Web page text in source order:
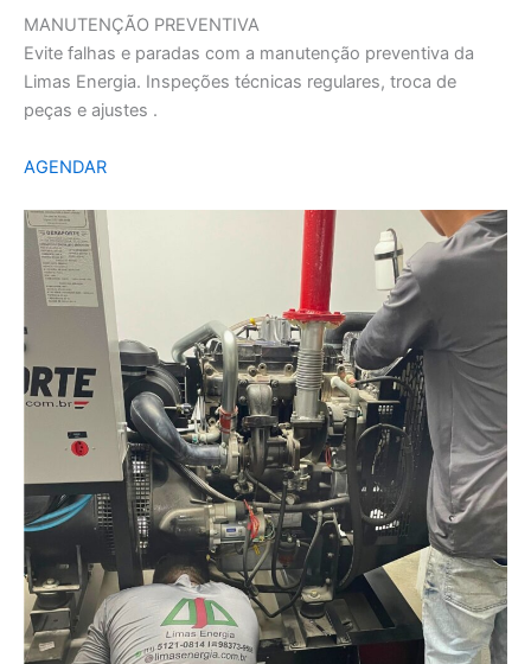
MANUTENÇÃO PREVENTIVA
Evite falhas e paradas com a manutenção preventiva da
Limas Energia. Inspeções técnicas regulares, troca de
peças e ajustes .
AGENDAR